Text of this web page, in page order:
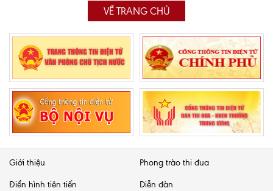
VỀ TRANG CHỦ
Giới thiệu Phong trào thi đua
Điển hình tiên tiến Diễn đàn